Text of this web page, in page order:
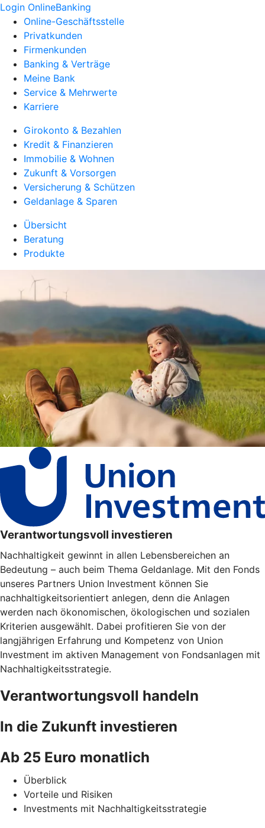
Login OnlineBanking
Online-Geschäftsstelle
Privatkunden
Firmenkunden
Banking & Verträge
Meine Bank
Service & Mehrwerte
Karriere
Girokonto & Bezahlen
Kredit & Finanzieren
Immobilie & Wohnen
Zukunft & Vorsorgen
Versicherung & Schützen
Geldanlage & Sparen
Übersicht
Beratung
Produkte
Verantwortungsvoll investieren
Nachhaltigkeit gewinnt in allen Lebensbereichen an
Bedeutung – auch beim Thema Geldanlage. Mit den Fonds
unseres Partners Union Investment können Sie
nachhaltigkeitsorientiert anlegen, denn die Anlagen
werden nach ökonomischen, ökologischen und sozialen
Kriterien ausgewählt. Dabei profitieren Sie von der
langjährigen Erfahrung und Kompetenz von Union
Investment im aktiven Management von Fondsanlagen mit
Nachhaltigkeitsstrategie.
Verantwortungsvoll handeln
In die Zukunft investieren
Ab 25 Euro monatlich
Überblick
Vorteile und Risiken
Investments mit Nachhaltigkeitsstrategie